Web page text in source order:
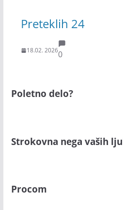
Preteklih 24
18.02. 20260
Poletno delo?
Strokovna nega vaših
Procom